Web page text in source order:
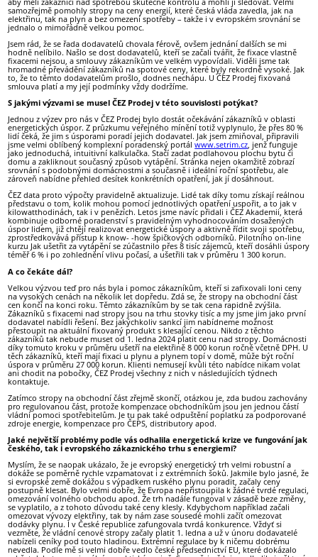
samozřejmě pomohly stropy na ceny energií, které česká vláda zavedla, jak na
elektřinu, tak na plyn a bez omezení spotřeby – takže i v evropském srovnání se
jednalo o mimořádně velkou pomoc.
Jsem rád, že se řada dodavatelů chovala férově, ovšem jednání dalších se mi
hodně nelíbilo. Našlo se dost dodavatelů, kteří se začali tvářit, že fixace vlastně
fixacemi nejsou, a smlouvy zákazníkům ve velkém vypovídali. Viděli jsme tak
hromadné převádění zákazníků na spotové ceny, které byly rekordně vysoké. Jak
to, že to těmto dodavatelům prošlo, dodnes nechápu. U ČEZ Prodej fixovaná
smlouva platí a my její podmínky vždy dodržíme.
S jakými výzvami se musel ČEZ Prodej v této souvislosti potýkat?
Jednou z výzev pro nás v ČEZ Prodej bylo dostát očekávání zákazníků v oblasti
energetických úspor. Z průzkumu veřejného mínění totiž vyplynulo, že přes 80 %
lidí čeká, že jim s úsporami poradí jejich dodavatel. Jak jsem zmiňoval, připravili
jsme velmi oblíbený komplexní poradenský portálwww.setrim.cz, jenž funguje
jako jednoduchá, intuitivní kalkulačka. Stačí zadat podlahovou plochu bytu či
domu a zakliknout současný způsob vytápění. Stránka nejen okamžitě zobrazí
srovnání s podobnými domácnostmi a současně i ideální roční spotřebu, ale
zároveň nabídne přehled desítek konkrétních opatření, jak jí dosáhnout.
ČEZ data proto výpočty pravidelně aktualizuje. Lidé tak díky tomu získají reálnou
představu o tom, kolik mohou pomocí jednotlivých opatření uspořit, a to jak v
kilowatthodinách, tak i v penězích. Letos jsme navíc přidali i ČEZ Akademii, která
kombinuje odborné poradenství s pravidelným vyhodnocováním dosažených
úspor lidem, již chtějí realizovat energetické úspory a aktivně řídit svoji spotřebu,
zprostředkovává přístup k know- -how špičkových odborníků. Pilotního on-line
kurzu Jak ušetřit za vytápění se zúčastnilo přes 8 tisíc zájemců, kteří dosáhli úspory
téměř 6 % i po zohlednění vlivu počasí, a ušetřili tak v průměru 1 300 korun.
A co čekáte dál?
Velkou výzvou teď pro nás byla i pomoc zákazníkům, kteří si zafixovali loni ceny
na vysokých cenách na několik let dopředu. Zdá se, že stropy na obchodní část
cen končí na konci roku. Těmto zákazníkům by se tak cena rapidně zvýšila.
Zákazníků s fixacemi nad stropy jsou na trhu stovky tisíc a my jsme jim jako první
dodavatel nabídli řešení. Bez jakýchkoliv sankcí jim nabídneme možnost
přestoupit na aktuální fixovaný produkt s klesající cenou. Nikdo z těchto
zákazníků tak nebude muset od 1. ledna 2024 platit cenu nad stropy. Domácnosti
díky tomuto kroku v průměru ušetří na elektřině 8 000 korun ročně včetně DPH. U
těch zákazníků, kteří mají fixaci u plynu a plynem topí v domě, může být roční
úspora v průměru 27 000 korun. Klienti nemusejí kvůli této nabídce nikam volat
ani chodit na pobočky, ČEZ Prodej všechny z nich v následujících týdnech
kontaktuje.
Zatímco stropy na obchodní část zřejmě skončí, otázkou je, zda budou zachovány
pro regulovanou část, protože kompenzace obchodníkům jsou jen jednou částí
vládní pomoci spotřebitelům. Je tu pak také odpuštění poplatku za podporované
zdroje energie, kompenzace pro ČEPS, distributory apod.
Jaké největší problémy podle vás odhalila energetická krize ve fungování jak
českého, tak i evropského zákaznického trhu s energiemi?
Myslím, že se naopak ukázalo, že je evropský energetický trh velmi robustní a
dokáže se poměrně rychle vzpamatovat i z extrémních šoků. Jakmile bylo jasné, že
si evropské země dokážou s výpadkem ruského plynu poradit, začaly ceny
postupně klesat. Bylo velmi dobře, že Evropa nepřistoupila k žádné tvrdé regulaci,
omezování volného obchodu apod. Že trh nadále fungoval v zásadě beze změny,
se vyplatilo, a z tohoto důvodu také ceny klesly. Kdybychom například začali
omezovat vývozy elektřiny, tak by nám zase sousedé mohli začít omezovat
dodávky plynu. I v České republice zafungovala tvrdá konkurence. Vždyť si
vezměte, že vládní cenové stropy začaly platit 1. ledna a už v únoru dodavatelé
nabízeli ceníky pod touto hladinou. Extrémní regulace by k ničemu dobrému
nevedla. Podle mě si velmi dobře vedlo české předsednictví EU, které dokázalo